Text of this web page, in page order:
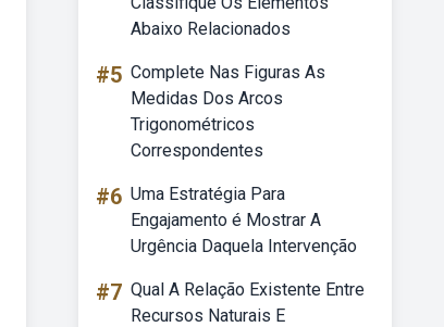
Abaixo Relacionados
#5 Complete Nas Figuras As
Medidas Dos Arcos
Trigonométricos
Correspondentes
#6 Uma Estratégia Para
Engajamento é Mostrar A
Urgência Daquela Intervenção
#7 Qual A Relação Existente Entre
Recursos Naturais E